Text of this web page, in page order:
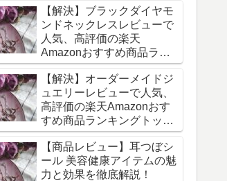
【解決】ブラックダイヤモ
ンドネックレスレビューで
人気、高評価の楽天
Amazonおすすめ商品ラン
キングトップ10 - 2026年06
月最新版
【解決】オーダーメイドジ
ュエリーレビューで人気、
高評価の楽天Amazonおす
すめ商品ランキングトップ
10 - 2026年06月最新版
【商品レビュー】耳つぼシ
ール 美容健康アイテムの魅
力と効果を徹底解説！